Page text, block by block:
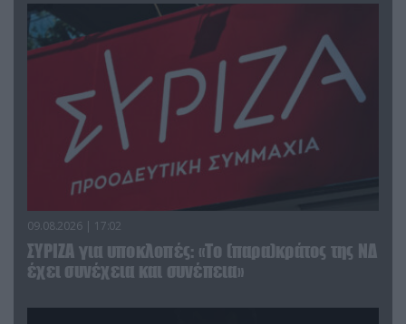
09.08.2026 | 17:02
ΣΥΡΙΖΑ για υποκλοπές: «Το (παρα)κράτος της ΝΔ
έχει συνέχεια και συνέπεια»